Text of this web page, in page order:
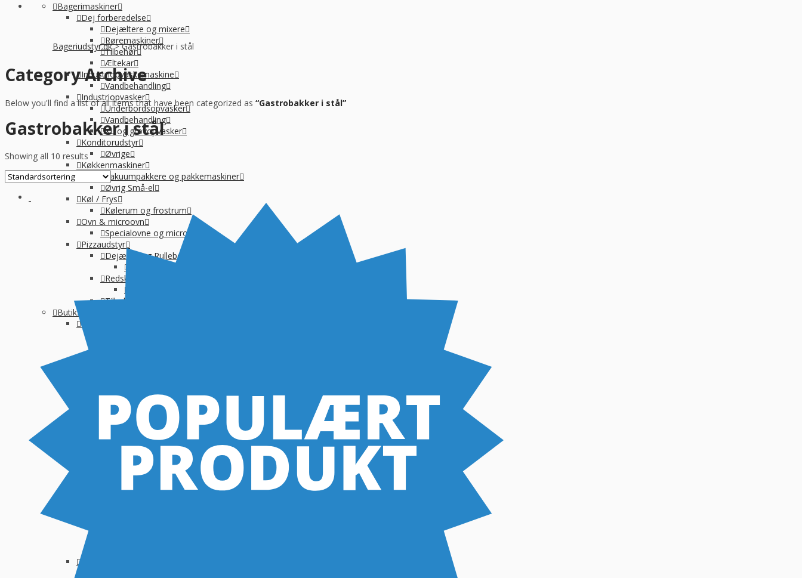
Bagerimaskiner
Dej forberedelse
Dejæltere og mixere
Røremaskiner
Tilbehør
Æltekar
Industriopvaskemaskine
Vandbehandling
Industriopvasker
Underbordsopvasker
Vandbehandling
XL og grovopvasker
Konditorudstyr
Øvrige
Køkkenmaskiner
Vakuumpakkere og pakkemaskiner
Øvrig Små-el
Køl / Frys
Kølerum og frostrum
Ovn & microovn
Specialovne og microovne
Pizzaudstyr
Dejælter og Rulleborde
Redskaber
Tilbehør
Butiksinventar
Disk, Buffet & salgsboder
Uden indreting
Kaffe og Espresso
Kaffemaskine til baristakaffe
Kaffemaskiner til filterkaffe
Percolator kaffemaskine
Tilbehør til kaffebrygning
Vandbehandling
Komfur / kogebord, EL og GAS
Bageriudstyr.dk >Gastrobakker i stål
Category Archive
Below you'll find a list of all items that have been categorized as “Gastrobakker i stål”
Gastrobakker i stål
Showing all 10 results